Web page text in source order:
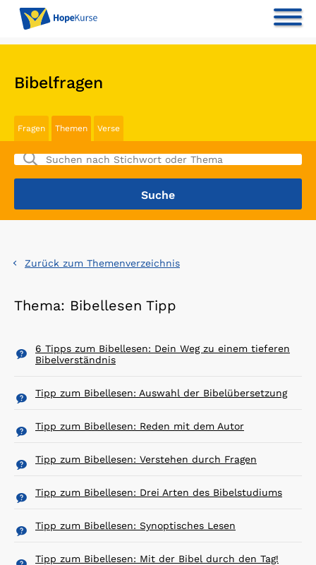
Bibelfragen
Fragen Themen Verse
Zurück zum Themenverzeichnis
Thema: Bibellesen Tipp
6 Tipps zum Bibellesen: Dein Weg zu einem tieferen
Bibelverständnis
Tipp zum Bibellesen: Auswahl der Bibelübersetzung
Tipp zum Bibellesen: Reden mit dem Autor
Tipp zum Bibellesen: Verstehen durch Fragen
Tipp zum Bibellesen: Drei Arten des Bibelstudiums
Tipp zum Bibellesen: Synoptisches Lesen
Tipp zum Bibellesen: Mit der Bibel durch den Tag!